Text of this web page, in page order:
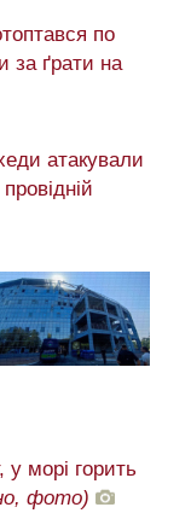
по
за ґрати на
атакували
у морі горить
фото)